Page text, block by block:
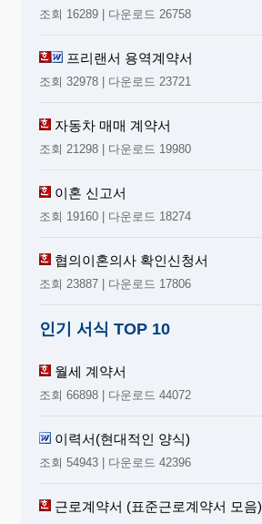
조회 16289 | 다운로드 26758
프리랜서 용역계약서
조회 32978 | 다운로드 23721
자동차 매매 계약서
조회 21298 | 다운로드 19980
이혼 신고서
조회 19160 | 다운로드 18274
협의이혼의사 확인신청서
조회 23887 | 다운로드 17806
인기 서식 TOP 10
월세 계약서
조회 66898 | 다운로드 44072
이력서(현대적인 양식)
조회 54943 | 다운로드 42396
근로계약서 (표준근로계약서 모음)